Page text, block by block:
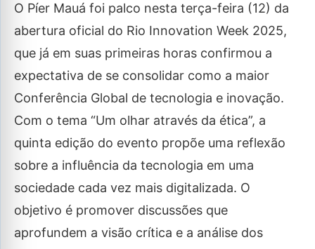
O Píer Mauá foi palco nesta terça-feira (12) da
abertura oficial do Rio Innovation Week 2025,
que já em suas primeiras horas confirmou a
expectativa de se consolidar como a maior
Conferência Global de tecnologia e inovação.
Com o tema “Um olhar através da ética”, a
quinta edição do evento propõe uma reflexão
sobre a influência da tecnologia em uma
sociedade cada vez mais digitalizada. O
objetivo é promover discussões que
aprofundem a visão crítica e a análise dos